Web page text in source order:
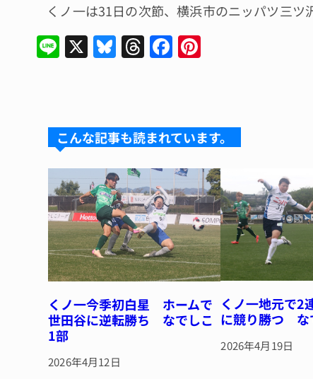
くノ一は31日の次節、横浜市のニッパツ三ツ
Li
n
X Bl
u
k
y
T
hr
d
s
F
a
b
o
o
k
st
こんな記事も読まれています。
くノ一今季初白星 ホームで
世田谷に逆転勝ち なでしこ
1部
2026年4月12日
くノ一地元で
に競り勝つ な
2026年4月19日